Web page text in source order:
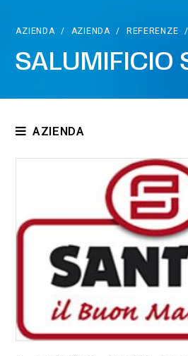
AZIENDA / AZIENDA / REFERENZE /
SALUMIFICIO
AZIENDA
Chi siamo
Certificazioni
Normative
Referenze
Download